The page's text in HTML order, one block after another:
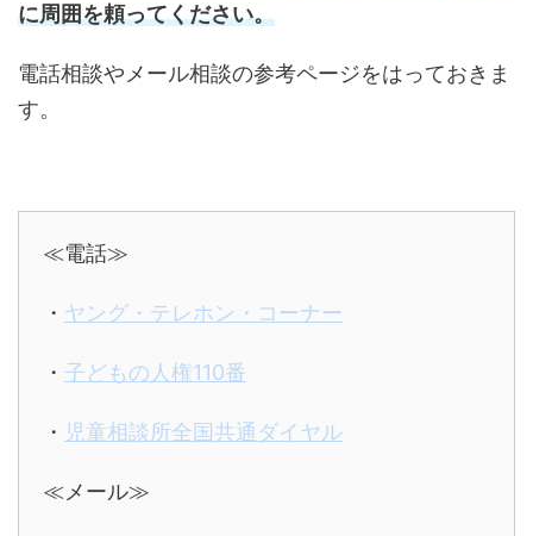
に周囲を頼ってください。
電話相談やメール相談の参考ページをはっておきま
す。
≪電話≫
・ ヤング・テレホン・コーナー
・ 子どもの人権110番
・ 児童相談所全国共通ダイヤル
≪メール≫